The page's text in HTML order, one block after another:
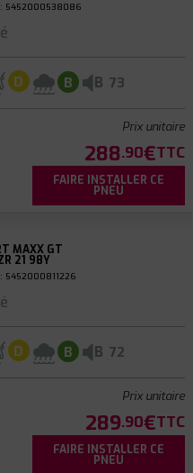
: 5452000538086
D B B 73
Prix unitaire
288.90€TTC
FAIRE INSTALLER CE
PNEU
MAXX GT
21 98Y
: 5452000811226
D B B 72
Prix unitaire
289.90€TTC
FAIRE INSTALLER CE
PNEU